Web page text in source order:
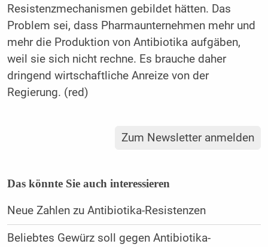
Resistenzmechanismen gebildet hätten. Das
Problem sei, dass Pharmaunternehmen mehr und
mehr die Produktion von Antibiotika aufgäben,
weil sie sich nicht rechne. Es brauche daher
dringend wirtschaftliche Anreize von der
Regierung. (red)
Zum Newsletter anmelden
Das könnte Sie auch interessieren
Neue Zahlen zu Antibiotika-Resistenzen
Beliebtes Gewürz soll gegen Antibiotika-